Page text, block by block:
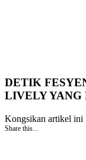
DETIK
LIVELY
Kongsikan artikel ini
Share this...